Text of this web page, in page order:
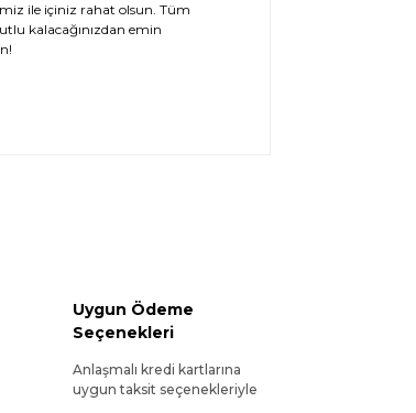
ile içiniz rahat olsun. Tüm
kalacağınızdan emin
Uygun Ödeme
Seçenekleri
Anlaşmalı kredi kartlarına
uygun taksit seçenekleriyle